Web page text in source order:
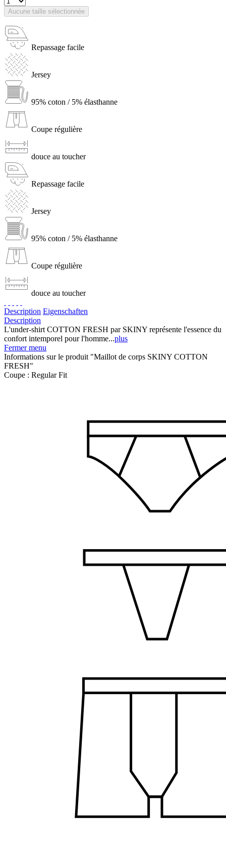
Aucune taille sélectionnée
Repassage facile
Jersey
95% coton / 5% élasthanne
Coupe régulière
douce au toucher
Repassage facile
Jersey
95% coton / 5% élasthanne
Coupe régulière
douce au toucher
Description Eigenschaften
Description
L'under-shirt COTTON FRESH par SKINY représente l'essence du
confort intemporel pour l'homme...plus
Fermer menu
Informations sur le produit "Maillot de corps SKINY COTTON
FRESH"
Coupe : Regular Fit